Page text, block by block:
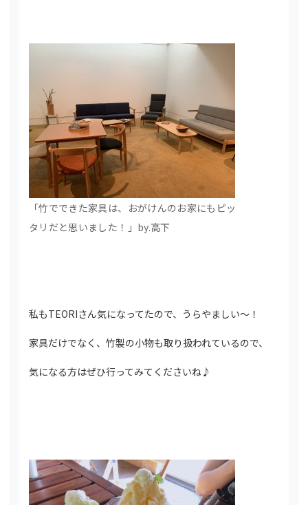
「竹でできた家具は、おがけんのお家にもピッ
タリだと思いました！」by.高下
私もTEORIさん気になってたので、うらやましい～！
家具だけでなく、竹製の小物も取り扱われているので、
気になる方はぜひ行ってみてくださいね♪